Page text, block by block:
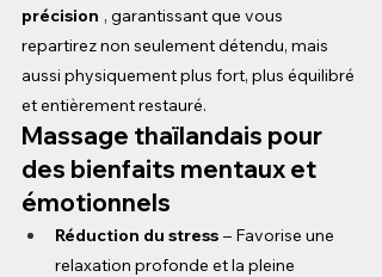
précision , garantissant que vous
repartirez non seulement détendu, mais
aussi physiquement plus fort, plus équilibré
et entièrement restauré.
Massage thaïlandais pour
des bienfaits mentaux et
émotionnels
Réduction du stress – Favorise une
relaxation profonde et la pleine